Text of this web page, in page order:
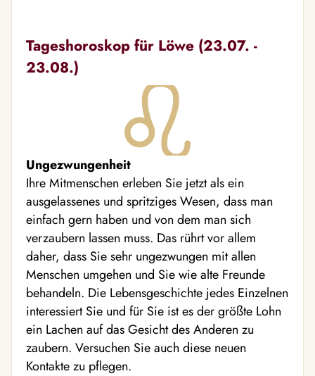
Tageshoroskop für Löwe (23.07. -
23.08.)
Ungezwungenheit
Ihre Mitmenschen erleben Sie jetzt als ein
ausgelassenes und spritziges Wesen, dass man
einfach gern haben und von dem man sich
verzaubern lassen muss. Das rührt vor allem
daher, dass Sie sehr ungezwungen mit allen
Menschen umgehen und Sie wie alte Freunde
behandeln. Die Lebensgeschichte jedes Einzelnen
interessiert Sie und für Sie ist es der größte Lohn
ein Lachen auf das Gesicht des Anderen zu
zaubern. Versuchen Sie auch diese neuen
Kontakte zu pflegen.